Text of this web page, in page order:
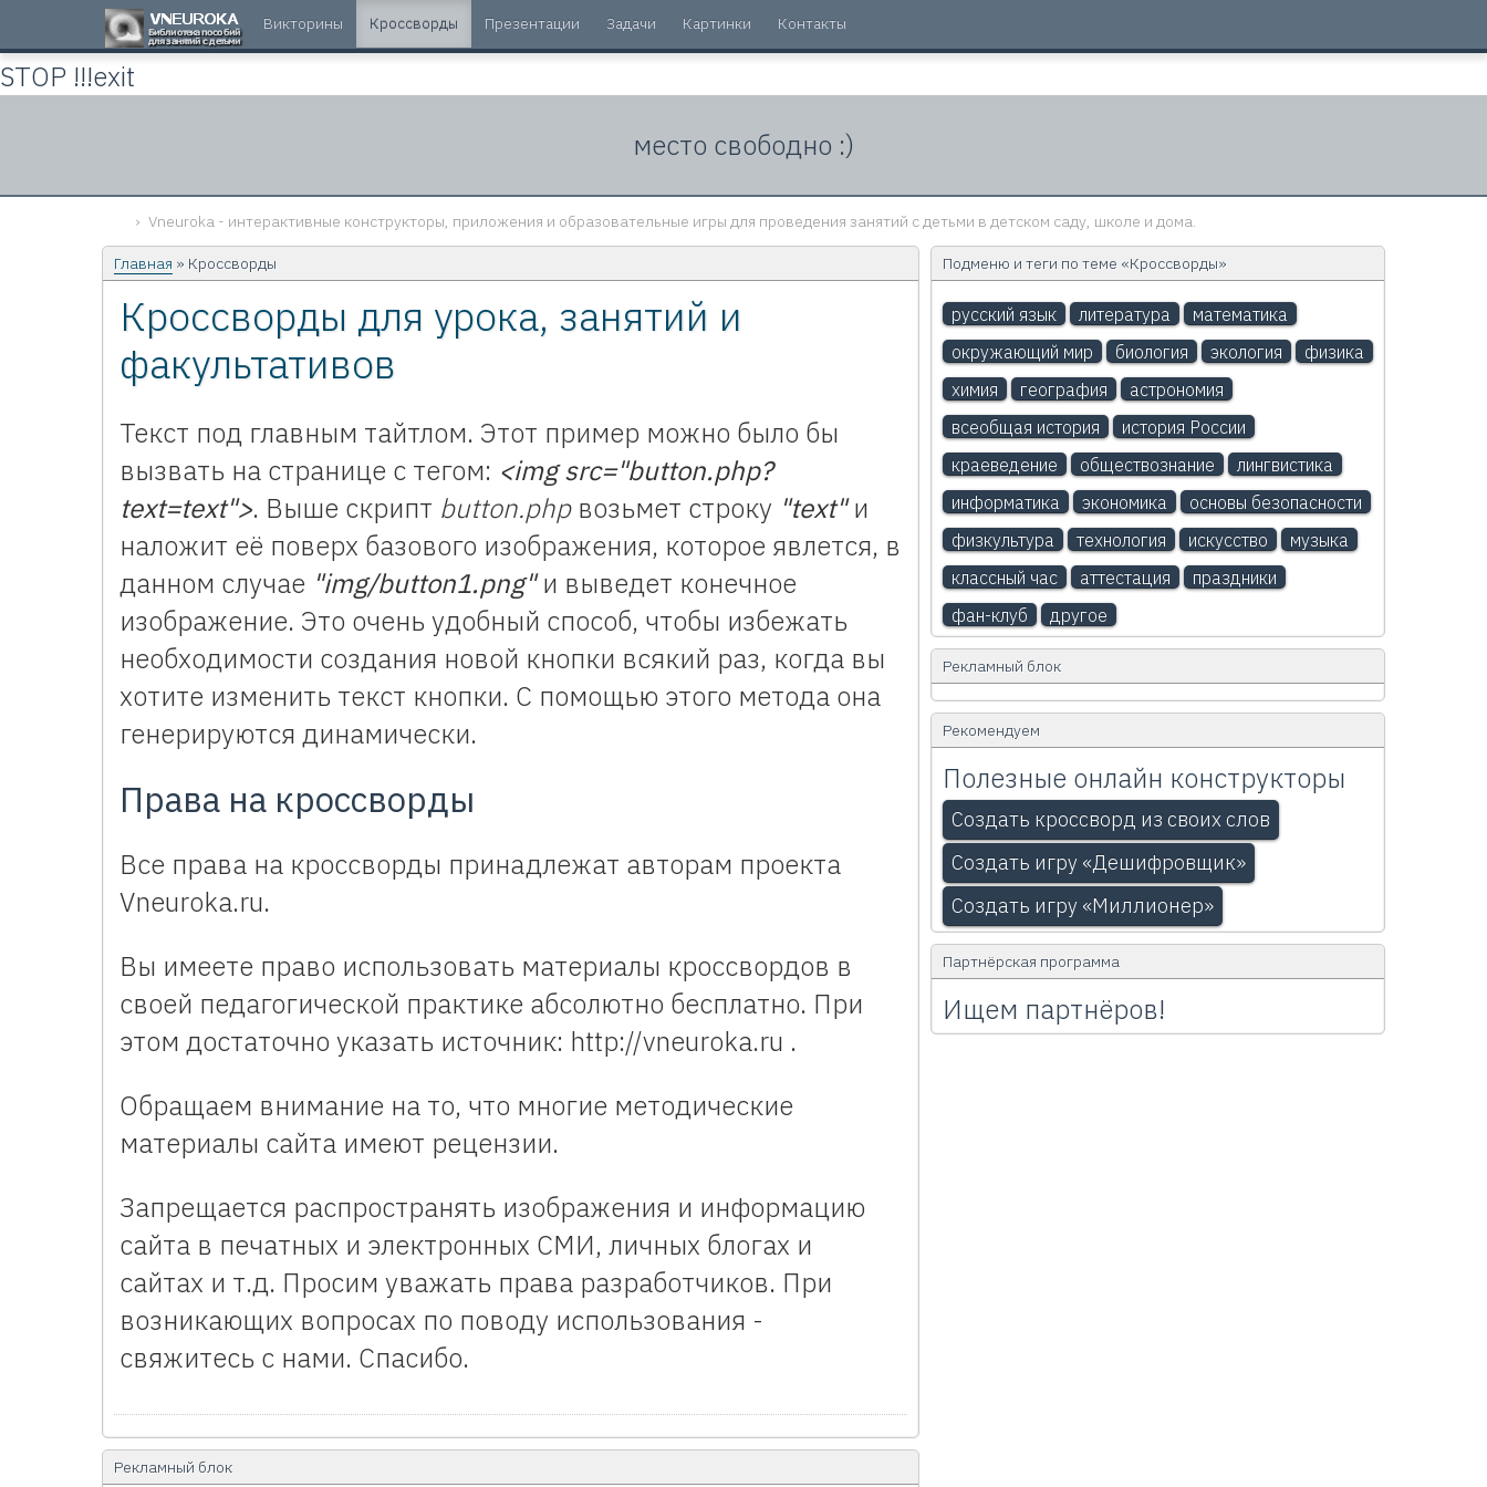
STOP !!!exit
Викторины Кроссворды Презентации Задачи Картинки Контакты
место свободно :)
Vneuroka - интерактивные конструкторы, приложения и образовательные игры для проведения занятий с детьми в детском саду, школе и дома.
Главная » Кроссворды
Кроссворды для урока, занятий и
факультативов
Текст под главным тайтлом. Этот пример можно было бы
вызвать на странице с тегом: <img src="button.php?
text=text">. Выше скрипт button.phpвозьмет строку "text"и
наложит её поверх базового изображения, которое явлется, в
данном случае "img/button1.png"и выведет конечное
изображение. Это очень удобный способ, чтобы избежать
необходимости создания новой кнопки всякий раз, когда вы
хотите изменить текст кнопки. С помощью этого метода она
генерируются динамически.
Права на кроссворды
Все права на кроссворды принадлежат авторам проекта
Vneuroka.ru.
Вы имеете право использовать материалы кроссвордов в
своей педагогической практике абсолютно бесплатно. При
этом достаточно указать источник: http://vneuroka.ru .
Обращаем внимание на то, что многие методические
материалы сайта имеют рецензии.
Запрещается распространять изображения и информацию
сайта в печатных и электронных СМИ, личных блогах и
сайтах и т.д. Просим уважать права разработчиков. При
возникающих вопросах по поводу использования -
свяжитесь с нами. Спасибо.
Рекламный блок
Подменю и теги по теме «Кроссворды»
русский язык литература
математика
окружающий мир
биология экология
физика
химия
география
астрономия
всеобщая история
история России
краеведение
обществознание
лингвистика
информатика
экономика
основы безопасности
физкультура
технология искусство
музыка
классный час
аттестация
праздники
фан-клуб
другое
Рекламный блок
Рекомендуем
Полезные онлайн конструкторы
Создать кроссворд из своих слов
Создать игру «Дешифровщик»
Создать игру «Миллионер»
Партнёрская программа
Ищем партнёров!